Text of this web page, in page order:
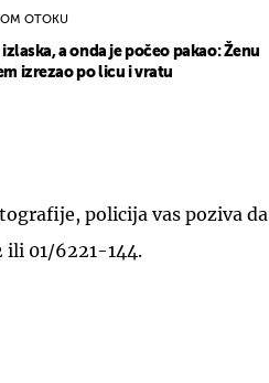
OTOKU
a onda je počeo pakao: Ženu
izrezao po licu i vratu
policija vas poziva da
ili 01/6221-144.